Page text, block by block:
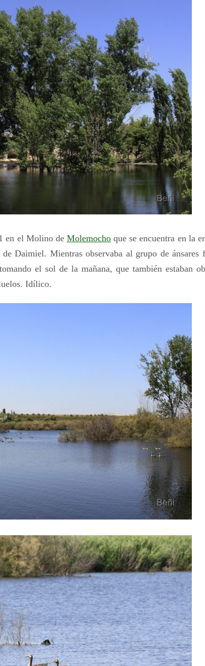
en el Molino deMolemocho que se encuentra en la
Daimiel. Mientras observaba al grupo de ánsares
el sol de la mañana, que también estaban
Idílico.